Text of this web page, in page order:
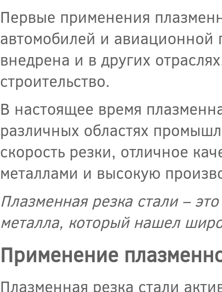
Первые применения
автомобилей и
внедрена и в других
строительство.
В настоящее время
различных областях
скорость резки, отличное
металлами и высокую
Плазменная резка стали –
металла, который нашел
Применение
Плазменная резка стали